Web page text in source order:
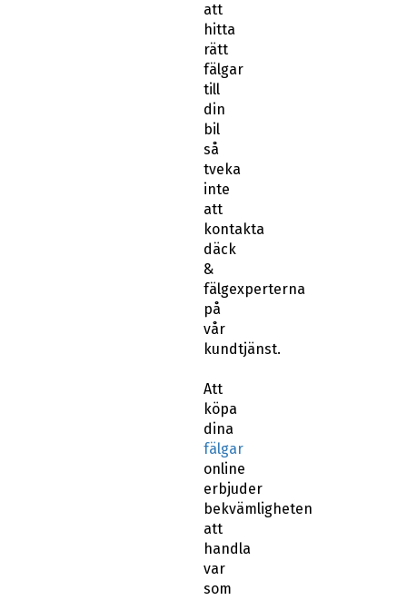
att
hitta
rätt
fälgar
till
din
bil
så
tveka
inte
att
kontakta
däck
&
fälgexperterna
på
vår
kundtjänst.
Att
köpa
dina
fälgar
online
erbjuder
bekvämligheten
att
handla
var
som